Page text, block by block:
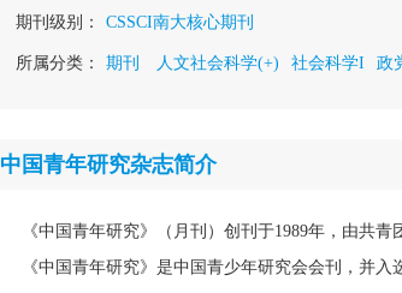
期刊级别： CSSCI南大核心期刊
所属分类： 期刊 人文社会科学(+) 社会科学I 政
中国青年研究杂志简介
《中国青年研究》（月刊）创刊于1989年，由共
《中国青年研究》是中国青少年研究会会刊，并